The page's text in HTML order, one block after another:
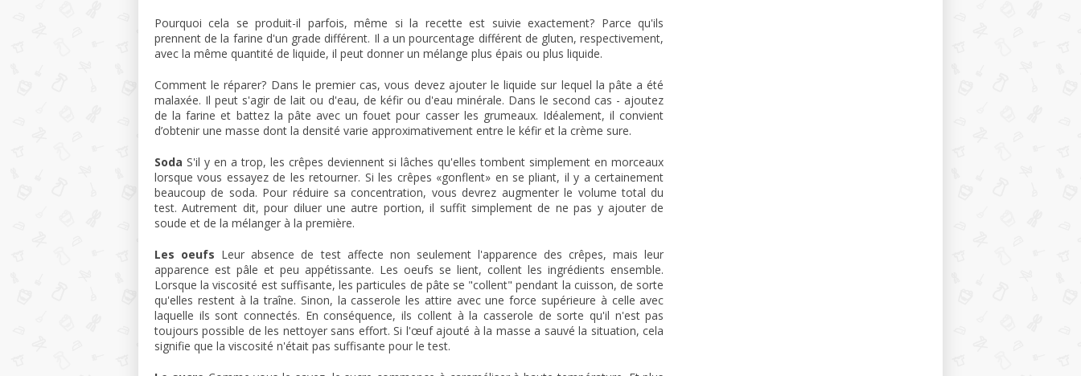
Pourquoi cela se produit-il parfois, même si la recette est suivie exactement? Parce qu'ils
prennent de la farine d'un grade différent. Il a un pourcentage différent de gluten, respectivement,
avec la même quantité de liquide, il peut donner un mélange plus épais ou plus liquide.
Comment le réparer? Dans le premier cas, vous devez ajouter le liquide sur lequel la pâte a été
malaxée. Il peut s'agir de lait ou d'eau, de kéfir ou d'eau minérale. Dans le second cas - ajoutez
de la farine et battez la pâte avec un fouet pour casser les grumeaux. Idéalement, il convient
d’obtenir une masse dont la densité varie approximativement entre le kéfir et la crème sure.
Soda S'il y en a trop, les crêpes deviennent si lâches qu'elles tombent simplement en morceaux
lorsque vous essayez de les retourner. Si les crêpes «gonflent» en se pliant, il y a certainement
beaucoup de soda. Pour réduire sa concentration, vous devrez augmenter le volume total du
test. Autrement dit, pour diluer une autre portion, il suffit simplement de ne pas y ajouter de
soude et de la mélanger à la première.
Les oeufs Leur absence de test affecte non seulement l'apparence des crêpes, mais leur
apparence est pâle et peu appétissante. Les oeufs se lient, collent les ingrédients ensemble.
Lorsque la viscosité est suffisante, les particules de pâte se "collent" pendant la cuisson, de sorte
qu'elles restent à la traîne. Sinon, la casserole les attire avec une force supérieure à celle avec
laquelle ils sont connectés. En conséquence, ils collent à la casserole de sorte qu'il n'est pas
toujours possible de les nettoyer sans effort. Si l'œuf ajouté à la masse a sauvé la situation, cela
signifie que la viscosité n'était pas suffisante pour le test.